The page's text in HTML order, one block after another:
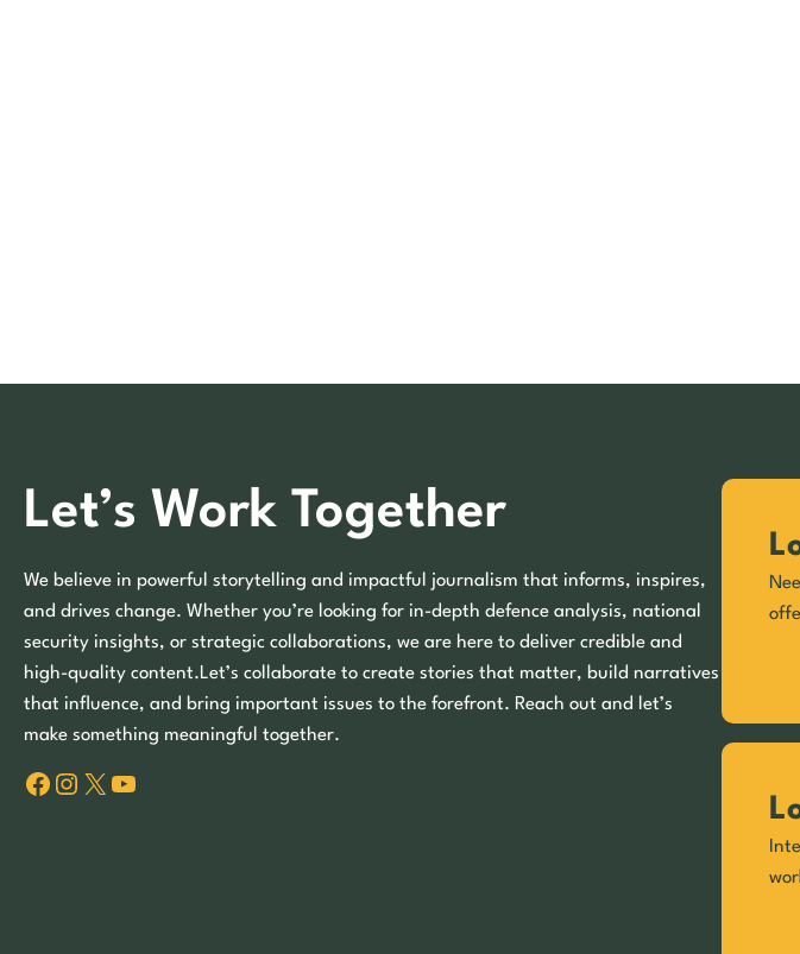
Let’s Work Together
We believe in powerful storytelling and impactful journalism that informs, inspires,
and drives change. Whether you’re looking for in-depth defence analysis, national
security insights, or strategic collaborations, we are here to deliver credible and
high-quality content.Let’s collaborate to create stories that matter, build narratives
that influence, and bring important issues to the forefront. Reach out and let’s
make something meaningful together.
Facebook Instagram X YouTube